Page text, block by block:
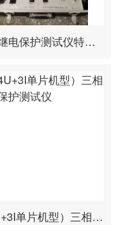
六相继电保护测试仪特征报价
（4U+3I单片机型）三相继电保护测试仪